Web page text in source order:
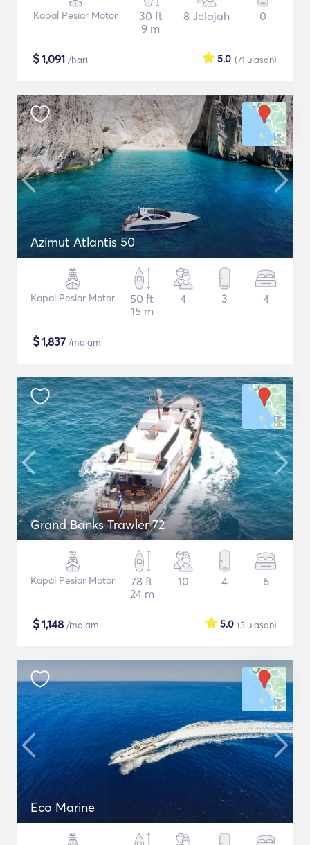
Kapal Pesiar Motor
30 ft
9 m
8 Jelajah 0
$1,091 /hari (71 ulasan)
5.0
Azimut Atlantis 50
Kapal Pesiar Motor
50 ft
15 m
4 3 4
$1,837 /malam
Grand Banks Trawler 72
Kapal Pesiar Motor
78 ft
24 m
10 4 6
$1,148 /malam (3 ulasan)
5.0
Eco Marine